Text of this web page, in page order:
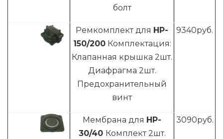
болт
Ремкомплект для HP-
150/200Комплектация:
Клапанная крышка 2шт.
Диафрагма 2шт.
Предохранительный
винт
9340руб.
Мембрана для HP-
30/40 Комплект 2шт.
3090руб.